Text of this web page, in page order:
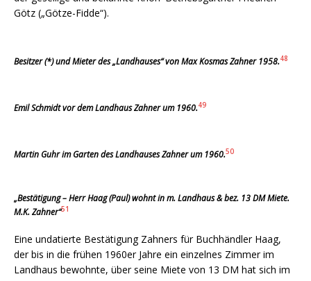
Götz („Götze-Fidde“).
Besitzer (*) und Mieter des „Landhauses“ von Max Kosmas Zahner 1958.48
Emil Schmidt vor dem Landhaus Zahner um 1960.49
Martin Guhr im Garten des Landhauses Zahner um 1960.50
„Bestätigung – Herr Haag (Paul) wohnt in m. Landhaus & bez. 13 DM Miete.
M.K. Zahner“51
Eine undatierte Bestätigung Zahners für Buchhändler Haag,
der bis in die frühen 1960er Jahre ein einzelnes Zimmer im
Landhaus bewohnte, über seine Miete von 13 DM hat sich im